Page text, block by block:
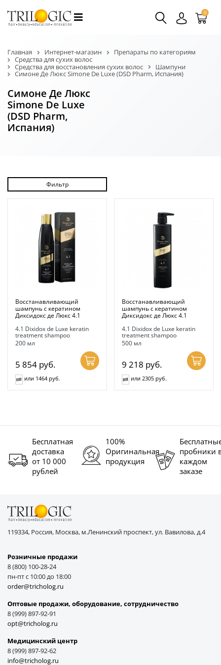
0
Главная Интернет-магазин
Препараты по категориям
Средства для сухих волос
Средства для восстановления сухих волос
Шампуни
Симоне Де Люкс Simone De Luxe (DSD Pharm, Испания)
Симоне Де Люкс
Simone De Luxe
(DSD Pharm,
Испания)
Фильтр
Восстанавливающий
шампунь с кератином
Диксидокс де Люкс 4.1
4.1 Dixidox de Luxe keratin
treatment shampoo
200 мл
5 854 руб.
или 1464 руб.
Восстанавливающий
шампунь с кератином
Диксидокс де Люкс 4.1
4.1 Dixidox de Luxe keratin
treatment shampoo
500 мл
9 218 руб.
или 2305 руб.
Бесплатная
доставка
от 10 000
рублей
100%
Оригинальная
продукция
пробники
каждом
заказе
119334, Россия, Москва, м.Ленинский проспект, ул. Вавилова, д.4
Розничные продажи
8 (800) 100-28-24
пн-пт с 10:00 до 18:00
order@tricholog.ru
Оптовые продажи, оборудование, cотрудничество
8 (999) 897-92-91
opt@tricholog.ru
Медицинский центр
8 (999) 897-92-62
info@tricholog.ru